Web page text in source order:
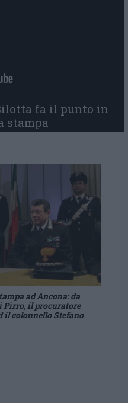
fa il punto in
stampa
ad Ancona: da
Pirro, il procuratore
il colonnello Stefano